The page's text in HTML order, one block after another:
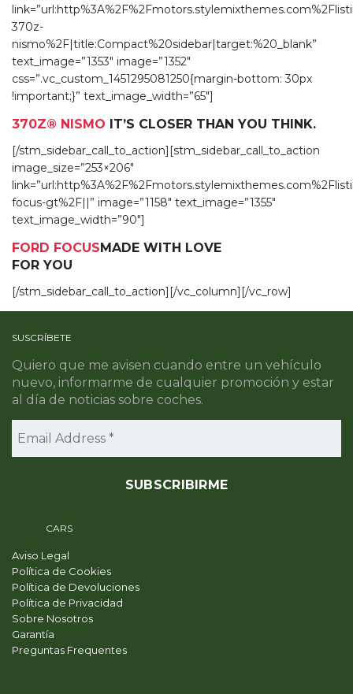
370z-
nismo%2F|title:Compact%20sidebar|target:%20_blank”
text_image=”1353″ image=”1352″
css=”.vc_custom_1451295081250{margin-bottom: 30px
!important;}” text_image_width=”65″]
370Z® NISMO IT’S CLOSER THAN YOU THINK.
[/stm_sidebar_call_to_action][stm_sidebar_call_to_action
image_size=”253×206″
focus-gt%2F||” image=”1158″ text_image=”1355″
text_image_width=”90″]
FORD FOCUSMADE WITH LOVE
FOR YOU
[/stm_sidebar_call_to_action][/vc_column][/vc_row]
SUSCRÍBETE
Quiero que me avisen cuando entre un vehículo
nuevo, informarme de cualquier promoción y estar
al día de noticias sobre coches.
CARS
Aviso Legal
Política de Cookies
Política de Devoluciones
Política de Privacidad
Sobre Nosotros
Garantía
Preguntas Frequentes